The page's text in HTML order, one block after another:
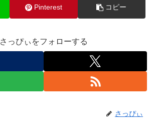
Pinterest コピー
さっぴぃをフォローする
さっぴぃ